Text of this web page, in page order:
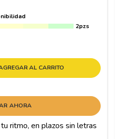
2pzs
AL CARRITO
AHORA